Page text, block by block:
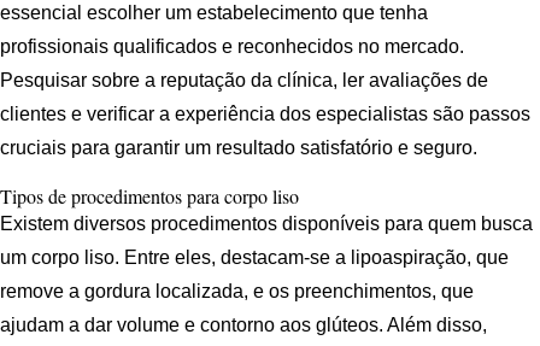
essencial escolher um estabelecimento que tenha
profissionais qualificados e reconhecidos no mercado.
Pesquisar sobre a reputação da clínica, ler avaliações de
clientes e verificar a experiência dos especialistas são passos
cruciais para garantir um resultado satisfatório e seguro.
Tipos de procedimentos para corpo liso
Existem diversos procedimentos disponíveis para quem busca
um corpo liso. Entre eles, destacam-se a lipoaspiração, que
remove a gordura localizada, e os preenchimentos, que
ajudam a dar volume e contorno aos glúteos. Além disso,